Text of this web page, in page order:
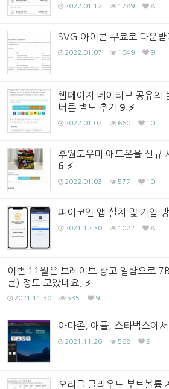
2022.01.12 1789 8
SVG 아이콘 무료로 다운
2022.01.07 1049 9
웹페이지 네이티브 공유의
버튼 별도 추가 9
2022.01.07 660 10
후원도우미 애드온을 신규
6
2022.01.03 577 10
파이코인 앱 설치 및 가입
2021.12.30 1022 8
이번 11월은 브레이브 광고 열람으로
큰) 정도 모았네요.
2021.11.30 535 9
아마존, 애플, 스타벅스에
2021.11.26 568 9
오라클 클라우드 부트볼륨